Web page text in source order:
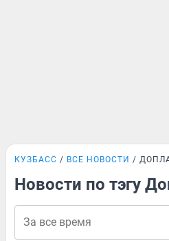
КУЗБАСС ВСЕ НОВОСТИ
Новости по тэгу